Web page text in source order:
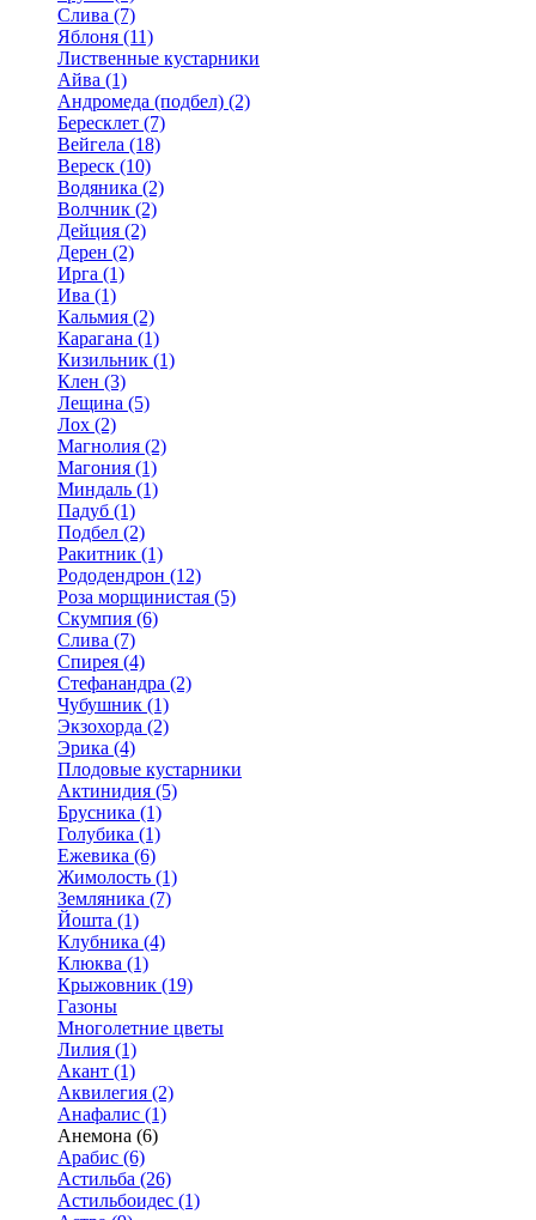
Слива (7)
Яблоня (11)
Лиственные кустарники
Айва (1)
Андромеда (подбел) (2)
Бересклет (7)
Вейгела (18)
Вереск (10)
Водяника (2)
Волчник (2)
Дейция (2)
Дерен (2)
Ирга (1)
Ива (1)
Кальмия (2)
Карагана (1)
Кизильник (1)
Клен (3)
Лещина (5)
Лох (2)
Магнолия (2)
Магония (1)
Миндаль (1)
Падуб (1)
Подбел (2)
Ракитник (1)
Рододендрон (12)
Роза морщинистая (5)
Скумпия (6)
Слива (7)
Спирея (4)
Стефанандра (2)
Чубушник (1)
Экзохорда (2)
Эрика (4)
Плодовые кустарники
Актинидия (5)
Брусника (1)
Голубика (1)
Ежевика (6)
Жимолость (1)
Земляника (7)
Йошта (1)
Клубника (4)
Клюква (1)
Крыжовник (19)
Газоны
Многолетние цветы
Лилия (1)
Акант (1)
Аквилегия (2)
Анафалис (1)
Анемона (6)
Арабис (6)
Астильба (26)
Астильбоидес (1)